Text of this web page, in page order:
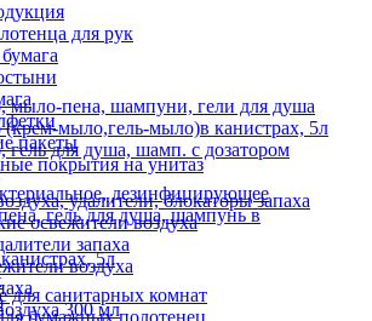
для рук
пакеты
покрытия на унитаз
мыло-пена, шампуни, гели для душа
мыло,гель-мыло)в канистрах, 5л
для душа, шамп. с дозатором
дезинфицирующее
гель для душа, шампунь в
5л
удалители, блокаторы запаха
освежители воздуха
запаха
воздуха
300 мл
для санитарных комнат
бумажных полотенец